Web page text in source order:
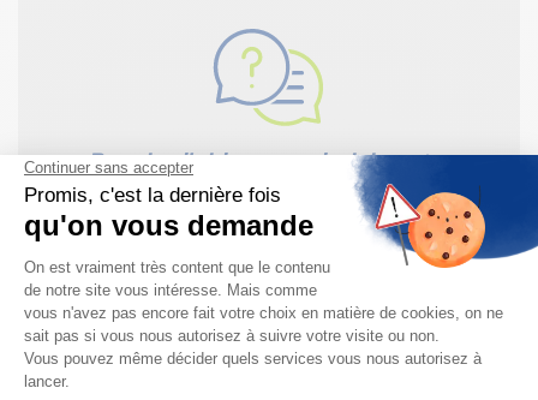
Besoin d'aide pour choisir votre
produit ?
Nous sommes à votre disposition pour définir
votre projet
NOUS CONTACTER